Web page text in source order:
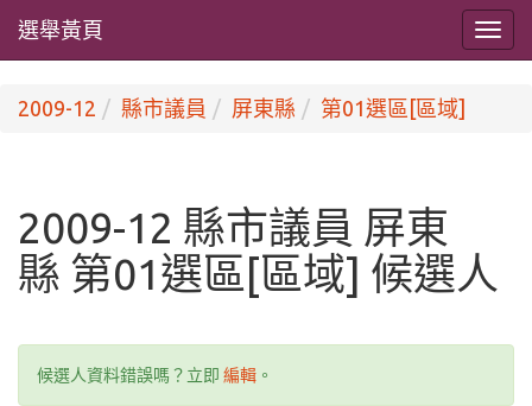
選舉黃頁
2009-12 縣市議員 屏東縣 第01選區[區域]
2009-12 縣市議員 屏東
縣 第01選區[區域] 候選人
候選人資料錯誤嗎？立即 編輯 。